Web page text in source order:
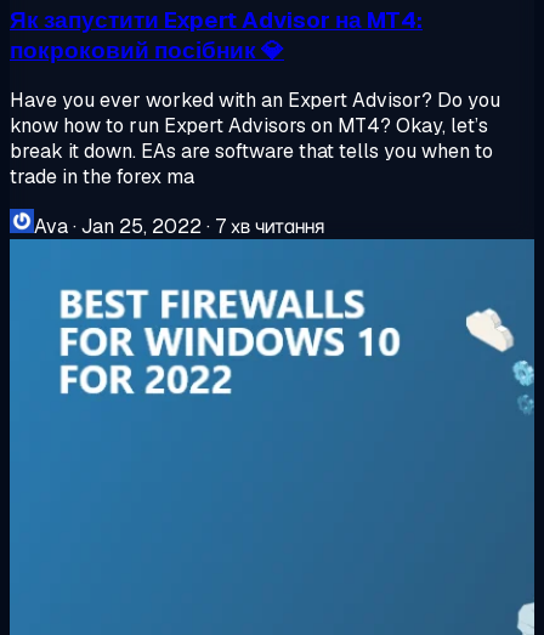
Як запустити Expert Advisor на MT4:
покроковий посібник 💎
Have you ever worked with an Expert Advisor? Do you
know how to run Expert Advisors on MT4? Okay, let’s
break it down. EAs are software that tells you when to
trade in the forex ma
Ava·Jan 25, 2022· 7 хв читання